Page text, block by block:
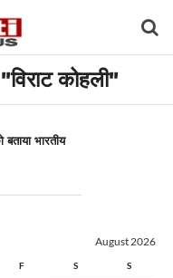
कोहली"
बताया भारतीय
August 2026
F S S